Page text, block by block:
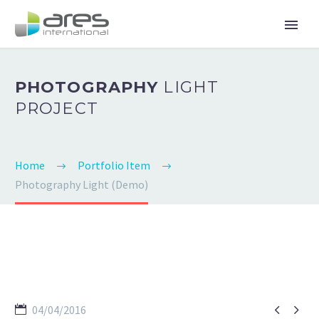
PHOTOGRAPHY LIGHT
PROJECT
Home
Portfolio Item
Photography Light (Demo)
 
04/04/2016